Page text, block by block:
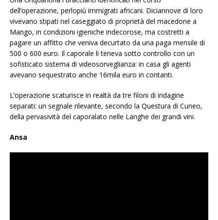
dell’operazione, perlopiù immigrati africani. Diciannove di loro
vivevano stipati nel caseggiato di proprietà del macedone a
Mango, in condizioni igieniche indecorose, ma costretti a
pagare un affitto che veniva decurtato da una paga mensile di
500 o 600 euro. Il caporale li teneva sotto controllo con un
sofisticato sistema di videosorveglianza: in casa gli agenti
avevano sequestrato anche 16mila euro in contanti.
L’operazione scaturisce in realtà da tre filoni di indagine
separati: un segnale rilevante, secondo la Questura di Cuneo,
della pervasività del caporalato nelle Langhe dei grandi vini.
Ansa